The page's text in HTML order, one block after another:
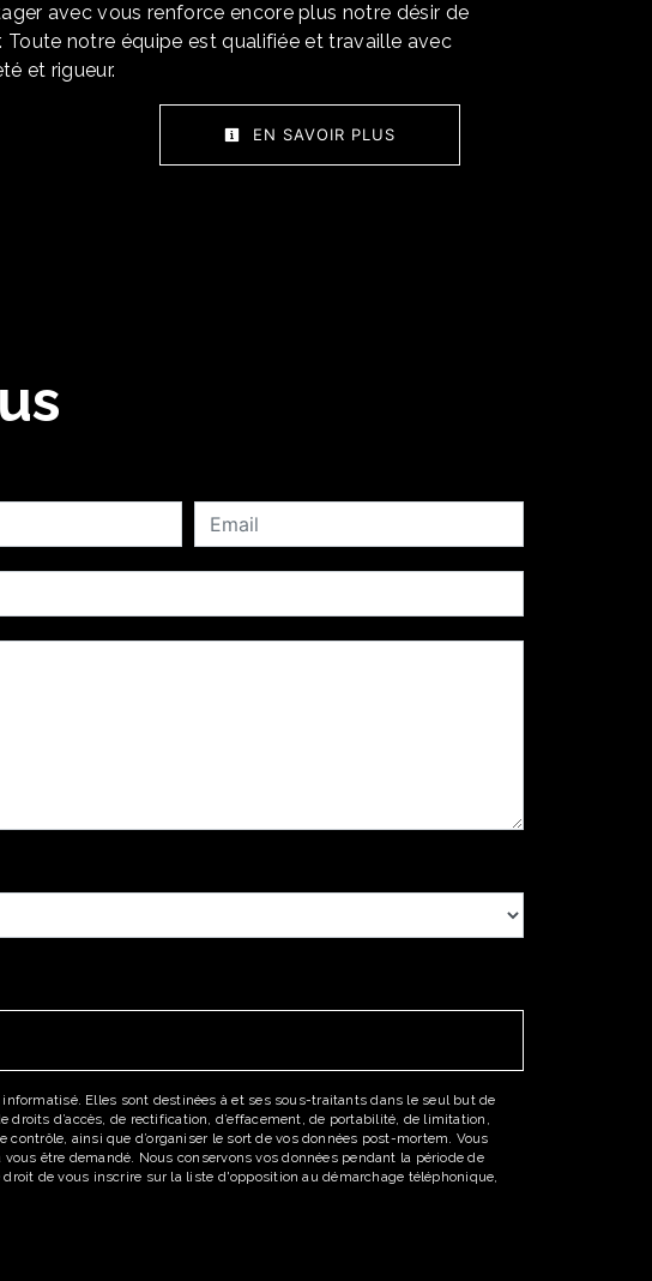
avec vous renforce encore plus notre désir de
Toute notre équipe est qualifiée et travaille avec
et rigueur.
EN SAVOIR PLUS
Elles sont destinées à et ses sous-traitants dans le seul but de
d’accès, de rectification, d’effacement, de portabilité, de limitation,
ainsi que d’organiser le sort de vos données post-mortem. Vous
être demandé. Nous conservons vos données pendant la période de
de vous inscrire sur la liste d'opposition au démarchage téléphonique,